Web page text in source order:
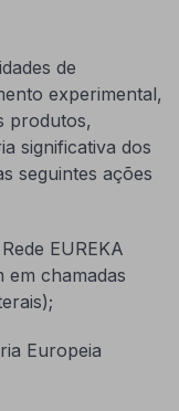
de
experimental,
produtos,
significativa dos
seguintes ações
EUREKA
em chamadas
Europeia